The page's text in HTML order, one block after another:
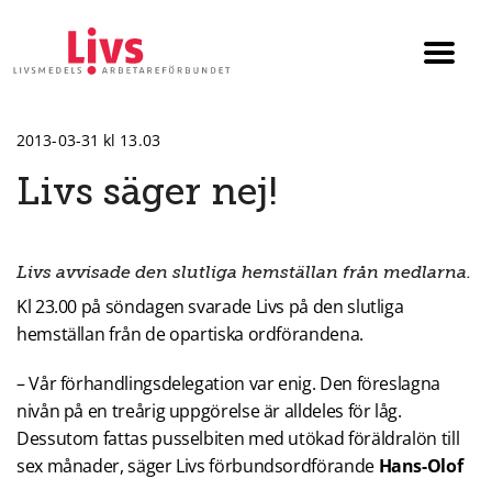
2013-03-31 kl 13.03
Livs säger nej!
Livs avvisade den slutliga hemställan från medlarna.
Kl 23.00 på söndagen svarade Livs på den slutliga
hemställan från de opartiska ordförandena.
– Vår förhandlingsdelegation var enig. Den föreslagna
nivån på en treårig uppgörelse är alldeles för låg.
Dessutom fattas pusselbiten med utökad föräldralön till
sex månader, säger Livs förbundsordförande Hans-Olof